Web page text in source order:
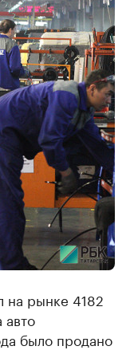
на рынке 4182
было продано